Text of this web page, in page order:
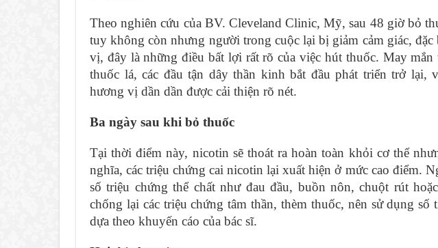
Theo nghiên cứu của BV. Cleveland Clinic, Mỹ, sau 48 giờ bỏ
tuy không còn nhưng người trong cuộc lại bị giảm cảm giác, đặc
vị, đây là những điều bất lợi rất rõ của việc hút thuốc. May
thuốc lá, các đầu tận dây thần kinh bắt đầu phát triển trở lại,
hương vị dần dần được cải thiện rõ nét.
Ba ngày sau khi bỏ thuốc
Tại thời điểm này, nicotin sẽ thoát ra hoàn toàn khỏi cơ thể
nghĩa, các triệu chứng cai nicotin lại xuất hiện ở mức cao điểm.
số triệu chứng thể chất như đau đầu, buồn nôn, chuột rút
chống lại các triệu chứng tâm thần, thèm thuốc, nên sử dụng
dựa theo khuyến cáo của bác sĩ.